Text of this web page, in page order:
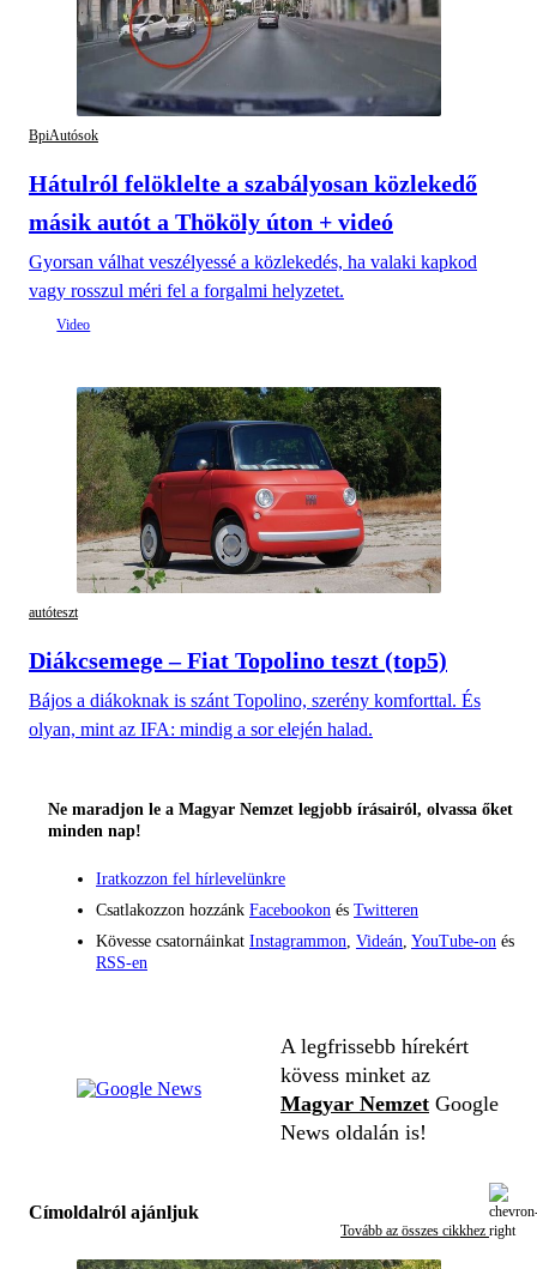
BpiAutósok
Hátulról felöklelte a szabályosan közlekedő
másik autót a Thököly úton + videó
Gyorsan válhat veszélyessé a közlekedés, ha valaki kapkod
vagy rosszul méri fel a forgalmi helyzetet.
autóteszt
Diákcsemege – Fiat Topolino teszt (top5)
Bájos a diákoknak is szánt Topolino, szerény komforttal. És
olyan, mint az IFA: mindig a sor elején halad.
Ne maradjon le a Magyar Nemzet legjobb írásairól, olvassa őket
minden nap!
Iratkozzon fel hírlevelünkre
Csatlakozzon hozzánk Facebookon és Twitteren
Kövesse csatornáinkat Instagrammon, Videán, YouTube-on és
RSS-en
A legfrissebb hírekért
kövess minket az
Magyar Nemzet Google
News oldalán is!
Címoldalról ajánljuk
Tovább az összes cikkhez